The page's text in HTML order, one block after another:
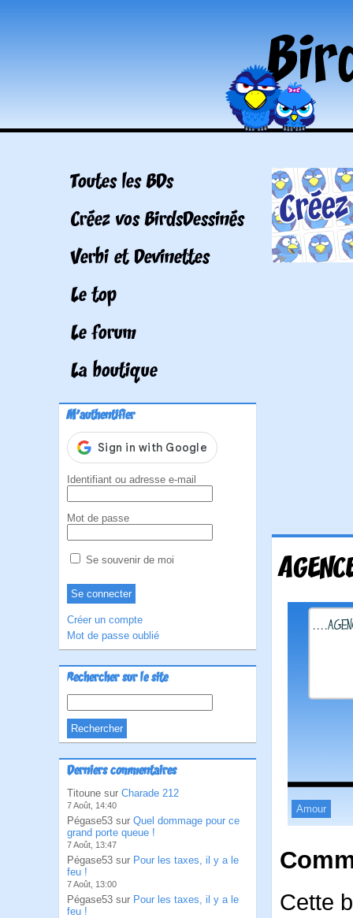
Toutes les BDs
Créez vos BirdsDessinés
Verbi et Devinettes
Le top
Le forum
La boutique
M'authentifier
Identifiant ou adresse e-mail
Mot de passe
Se souvenir de moi
Créer un compte
Mot de passe oublié
Rechercher sur le site
Derniers commentaires
Titoune sur Charade 212
7 Août, 14:40
Pégase53 sur Quel dommage pour ce
grand porte queue !
7 Août, 13:47
Pégase53 sur Pour les taxes, il y a le
feu !
7 Août, 13:00
Pégase53 sur Pour les taxes, il y a le
feu !
Amour
Cette